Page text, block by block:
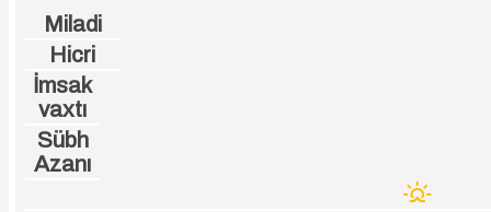
Miladi
Hicri
İmsak
vaxtı
Sübh
Azanı